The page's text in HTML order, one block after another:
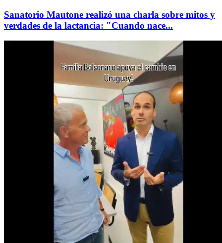
Sanatorio Mautone realizó una charla sobre mitos y
verdades de la lactancia: "Cuando nace...